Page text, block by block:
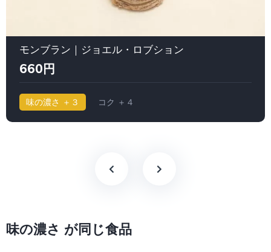
モンブラン｜ジョエル・ロブション
660円
味の濃さ ＋３ コク ＋４
味の濃さ が同じ食品